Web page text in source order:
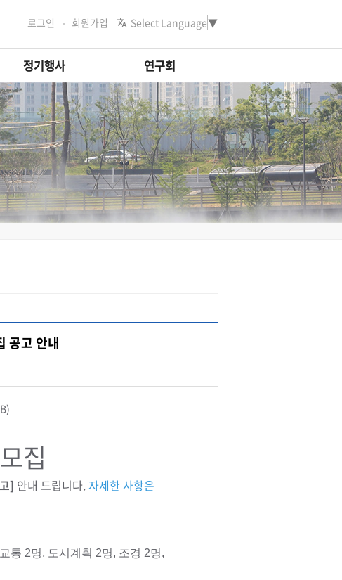
로그인 회원가입 Select Language▼
정기행사 연구회
공고 안내
집
] 안내 드립니다.자세한 사항은
통 2명, 도시계획 2명, 조경 2명,